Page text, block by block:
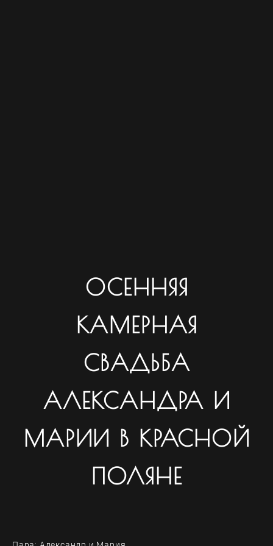
ОСЕННЯЯ
КАМЕРНАЯ
СВАДЬБА
АЛЕКСАНДРА И
МАРИИ В КРАСНОЙ
ПОЛЯНЕ